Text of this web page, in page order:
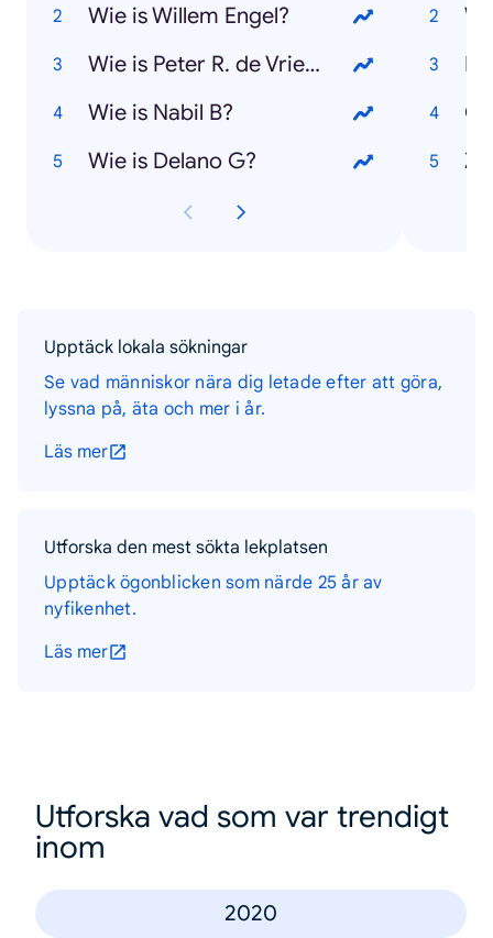
Wie is Willem Engel?
Wie is Peter R. de Vries?
Wie is Nabil B?
Wie is Delano G?
Upptäck lokala sökningar
Se vad människor nära dig letade efter att göra,
lyssna på, äta och mer i år.
Läs mer
Utforska den mest sökta lekplatsen
Upptäck ögonblicken som närde 25 år av
nyfikenhet.
Läs mer
Utforska vad som var trendigt
inom
2020